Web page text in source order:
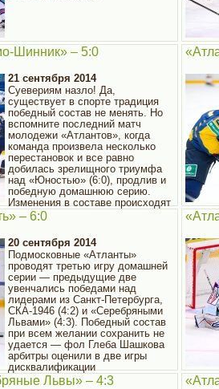
Шинник» – 5:0
21 сентября 2014
Суевериям назло! Да,
существует в спорте традиция
победный состав не менять. Но
вспомните последний матч
молодежи «Атлантов», когда
команда произвела несколько
перестановок и все равно
добилась зрелищного триумфа
над «Юностью» (6:0), продлив и
победную домашнюю серию.
Изменения в составе происходят
из Белоруссии,
– 6:0
20 сентября 2014
Подмосковные «Атланты»
проводят третью игру домашней
серии — предыдущие две
увенчались победами над
лидерами из Санкт-Петербурга,
СКА-1946 (4:2) и «Серебряными
Львами» (4:3). Победный состав
при всем желании сохранить не
удается — фол Глеба Шашкова
арбитры оценили в две игры
дисквалификации
Львы» – 4:3